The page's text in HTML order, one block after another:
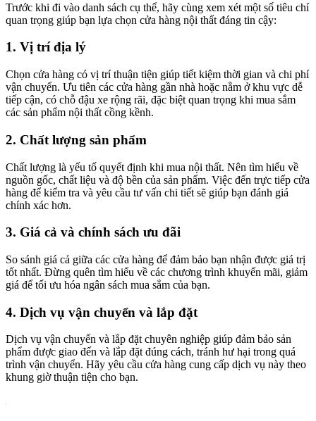
Trước khi đi vào danh sách cụ thể, hãy cùng xem xét một số tiêu chí
quan trọng giúp bạn lựa chọn cửa hàng nội thất đáng tin cậy:
1. Vị trí địa lý
Chọn cửa hàng có vị trí thuận tiện giúp tiết kiệm thời gian và chi phí
vận chuyển. Ưu tiên các cửa hàng gần nhà hoặc nằm ở khu vực dễ
tiếp cận, có chỗ đậu xe rộng rãi, đặc biệt quan trọng khi mua sắm
các sản phẩm nội thất cồng kềnh.
2. Chất lượng sản phẩm
Chất lượng là yếu tố quyết định khi mua nội thất. Nên tìm hiểu về
nguồn gốc, chất liệu và độ bền của sản phẩm. Việc đến trực tiếp cửa
hàng để kiểm tra và yêu cầu tư vấn chi tiết sẽ giúp bạn đánh giá
chính xác hơn.
3. Giá cả và chính sách ưu đãi
So sánh giá cả giữa các cửa hàng để đảm bảo bạn nhận được giá trị
tốt nhất. Đừng quên tìm hiểu về các chương trình khuyến mãi, giảm
giá để tối ưu hóa ngân sách mua sắm của bạn.
4. Dịch vụ vận chuyển và lắp đặt
Dịch vụ vận chuyển và lắp đặt chuyên nghiệp giúp đảm bảo sản
phẩm được giao đến và lắp đặt đúng cách, tránh hư hại trong quá
trình vận chuyển. Hãy yêu cầu cửa hàng cung cấp dịch vụ này theo
khung giờ thuận tiện cho bạn.